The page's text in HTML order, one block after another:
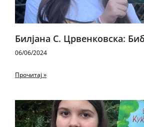
Билјана С. Црвенковска:
06/06/2024
Прочитај »